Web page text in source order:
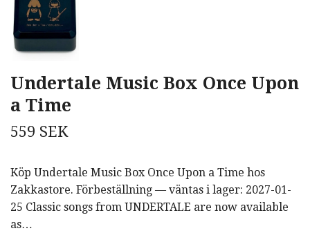
Undertale Music Box Once Upon
a Time
559 SEK
Köp Undertale Music Box Once Upon a Time hos
Zakkastore. Förbeställning — väntas i lager: 2027-01-
25 Classic songs from UNDERTALE are now available
as…